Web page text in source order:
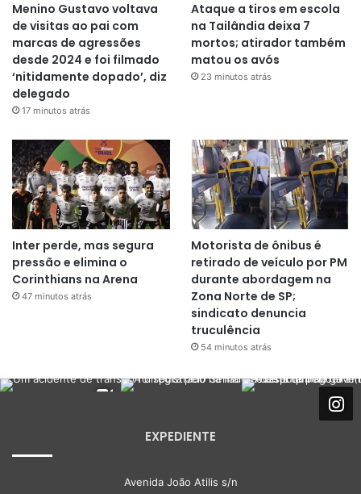
Menino Gustavo voltava
de visitas ao pai com
marcas de agressões
desde 2024 e foi filmado
‘nitidamente dopado’, diz
delegado
17 minutos atrás
Ataque a tiros em escola
na Tailândia deixa 7
mortos; atirador também
matou os avós
23 minutos atrás
Inter perde, mas segura
pressão e elimina o
Corinthians na Arena
47 minutos atrás
Motorista de ônibus é
retirado de veículo por PM
durante abordagem na
Zona Norte de SP;
sindicato denuncia
truculência
54 minutos atrás
EXPEDIENTE
Avenida João Atilis s/n